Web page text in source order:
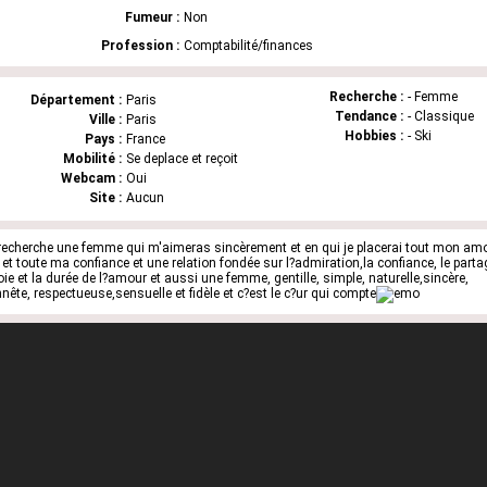
Fumeur : Non
Profession : Comptabilité/finances
Département : Paris
Ville : Paris
Pays : France
Mobilité : Se deplace et reçoit
Webcam : Oui
Site : Aucun
Recherche : - Femme
Tendance : - Classique
Hobbies : - Ski
une femme qui m'aimeras sincèrement et en qui je placerai tout mon
toute ma confiance et une relation fondée sur l?admiration,la confiance, le
et la durée de l?amour et aussi une femme, gentille, simple, naturelle,sincère,
respectueuse,sensuelle et fidèle et c?est le c?ur qui compte